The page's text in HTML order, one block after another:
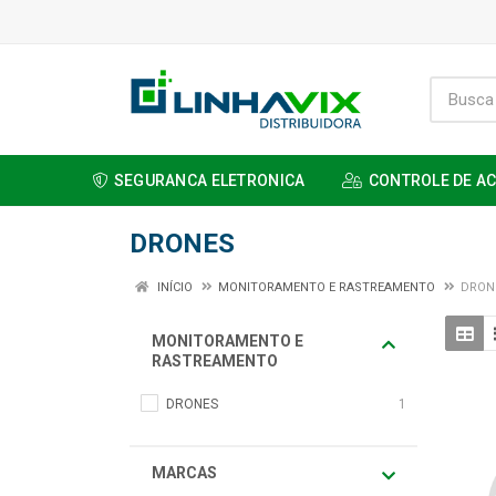
SEGURANCA ELETRONICA CONTROLE DE
DRONES
INÍCIO MONITORAMENTO E RASTREAMENTO
MONITORAMENTO E
RASTREAMENTO
DRONES 1
MARCAS